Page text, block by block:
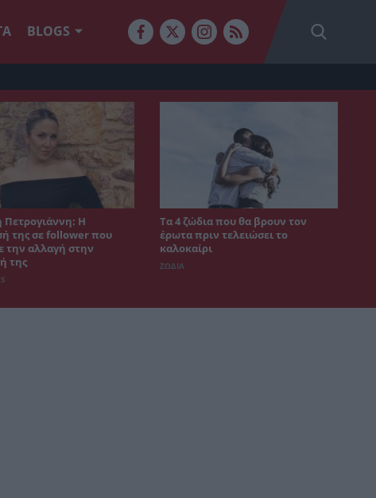
BLOGS
Πετρογιάννη: Η
της σε follower που
την αλλαγή στην
της
Τα 4 ζώδια που θα βρουν τον
έρωτα πριν τελειώσει το
καλοκαίρι
ΖΩΔΙΑ